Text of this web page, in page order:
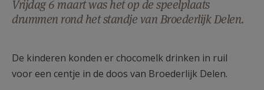
Vrijdag 6 maart was het op de speelplaats
drummen rond het standje van Broederlijk Delen.
De kinderen konden er chocomelk drinken in ruil
voor een centje in de doos van Broederlijk Delen.